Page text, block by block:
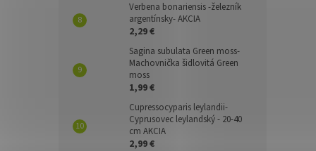
Verbena bonariensis -železník
argentínsky- AKCIA
2,29 €
Sagina subulata Green moss-
Machovnička šidlovitá Green
moss
1,99 €
Cupressocyparis leylandii-
Cyprusovec leylandský - 20-40
cm AKCIA
2,99 €